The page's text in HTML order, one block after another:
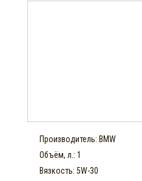
Производитель: BMW
Объём, л.: 1
Вязкость: 5W-30